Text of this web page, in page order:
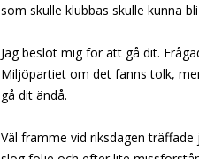
som skulle klubbas skulle kunna
Jag beslöt mig för att gå dit.
Miljöpartiet om det fanns tolk,
gå dit ändå.
Väl framme vid riksdagen